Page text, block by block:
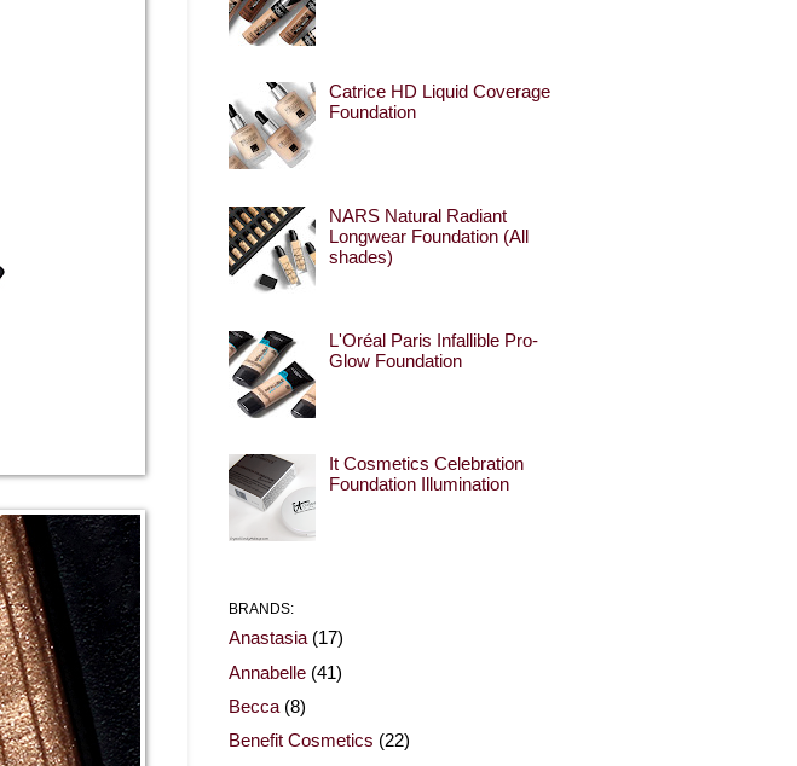
Catrice HD Liquid Coverage
Foundation
NARS Natural Radiant
Longwear Foundation (All
shades)
L'Oréal Paris Infallible Pro-
Glow Foundation
It Cosmetics Celebration
Foundation Illumination
BRANDS:
Anastasia (17)
Annabelle (41)
Becca (8)
Benefit Cosmetics (22)